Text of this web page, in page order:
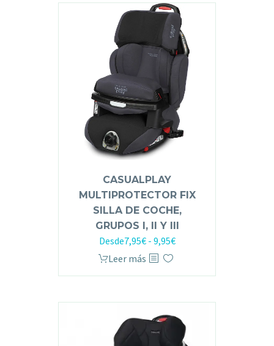
CASUALPLAY
MULTIPROTECTOR FIX
SILLA DE COCHE,
GRUPOS I, II Y III
Desde7,95€- 9,95€
Leer más